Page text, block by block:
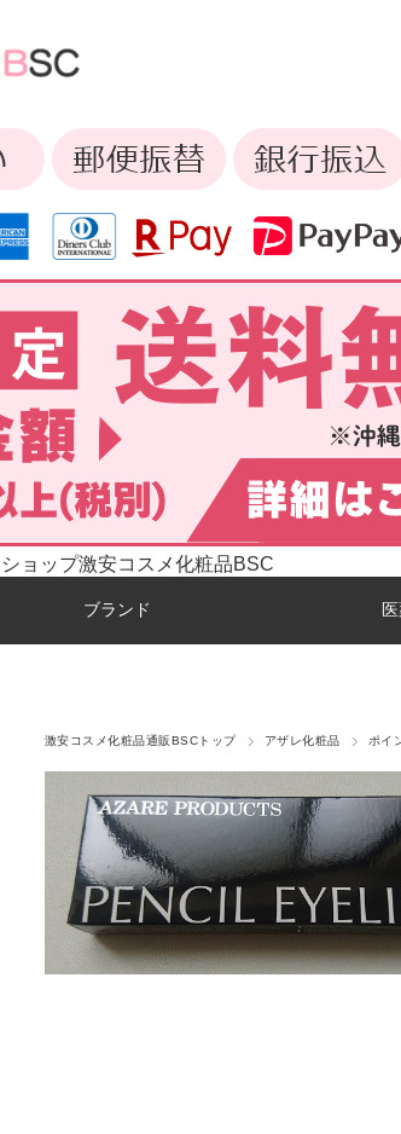
ョップ激安コスメ化粧品BSC
ブランド
激安コスメ化粧品通販BSCトップ アザレ化粧品 ポイ